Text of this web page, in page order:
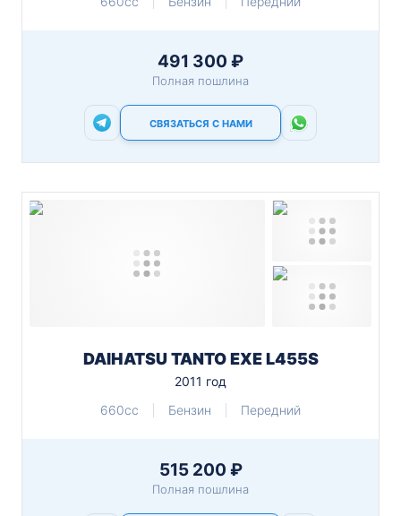
491 300 ₽
Полная пошлина
СВЯЗАТЬСЯ С НАМИ
DAIHATSU TANTO EXE L455S
2011 год
660cc
Бензин Передний
515 200 ₽
Полная пошлина